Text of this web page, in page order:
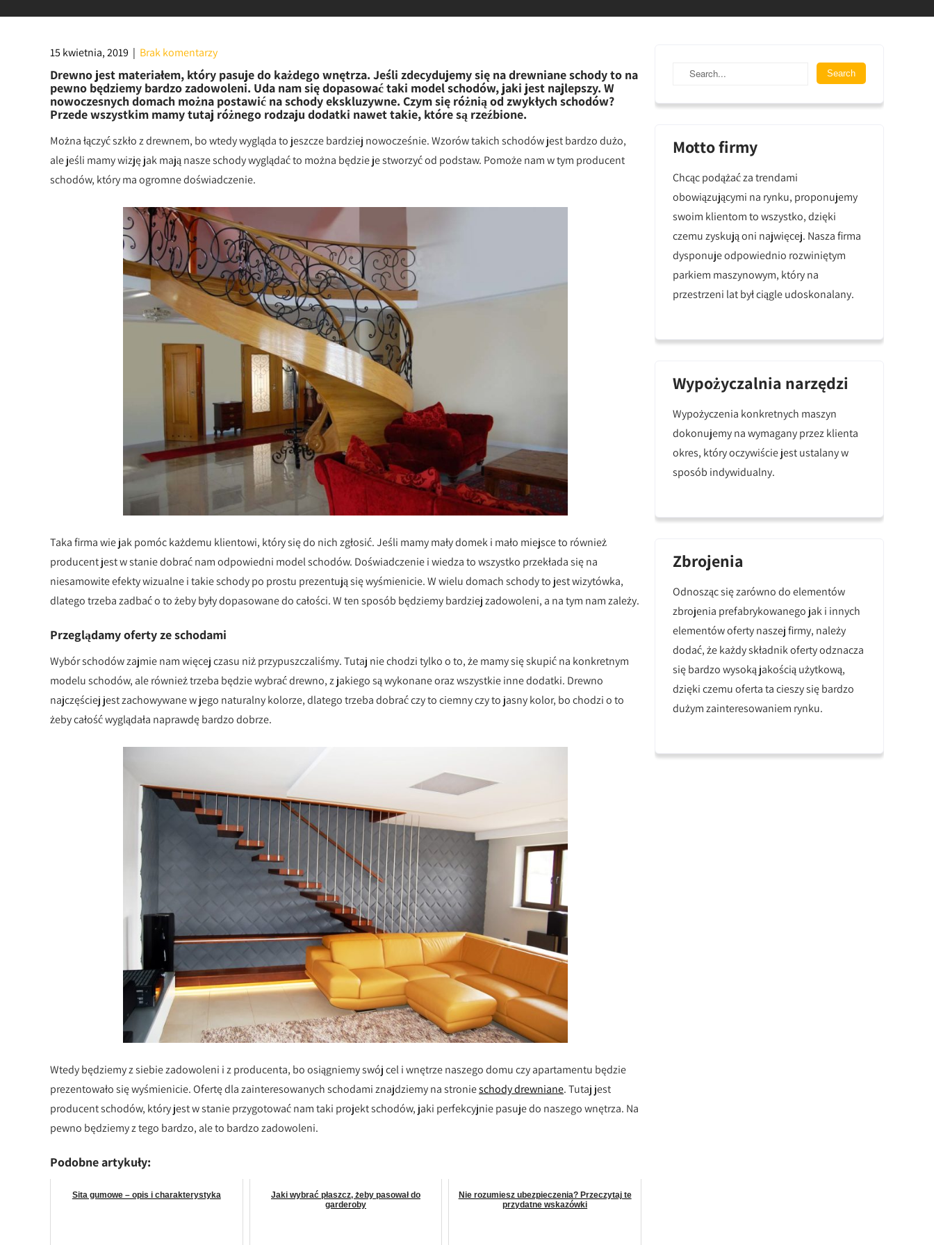
15 kwietnia, 2019 | Brak komentarzy
Drewno jest materiałem, który pasuje do każdego wnętrza. Jeśli zdecydujemy się na drewniane schody to na
pewno będziemy bardzo zadowoleni. Uda nam się dopasować taki model schodów, jaki jest najlepszy. W
nowoczesnych domach można postawić na schody ekskluzywne. Czym się różnią od zwykłych schodów?
Przede wszystkim mamy tutaj różnego rodzaju dodatki nawet takie, które są rzeźbione.
Można łączyć szkło z drewnem, bo wtedy wygląda to jeszcze bardziej nowocześnie. Wzorów takich schodów jest bardzo dużo,
ale jeśli mamy wizję jak mają nasze schody wyglądać to można będzie je stworzyć od podstaw. Pomoże nam w tym producent
schodów, który ma ogromne doświadczenie.
Taka firma wie jak pomóc każdemu klientowi, który się do nich zgłosić. Jeśli mamy mały domek i mało miejsce to również
producent jest w stanie dobrać nam odpowiedni model schodów. Doświadczenie i wiedza to wszystko przekłada się na
niesamowite efekty wizualne i takie schody po prostu prezentują się wyśmienicie. W wielu domach schody to jest wizytówka,
dlatego trzeba zadbać o to żeby były dopasowane do całości. W ten sposób będziemy bardziej zadowoleni, a na tym nam zależy.
Przeglądamy oferty ze schodami
Wybór schodów zajmie nam więcej czasu niż przypuszczaliśmy. Tutaj nie chodzi tylko o to, że mamy się skupić na konkretnym
modelu schodów, ale również trzeba będzie wybrać drewno, z jakiego są wykonane oraz wszystkie inne dodatki. Drewno
najczęściej jest zachowywane w jego naturalny kolorze, dlatego trzeba dobrać czy to ciemny czy to jasny kolor, bo chodzi o to
żeby całość wyglądała naprawdę bardzo dobrze.
Wtedy będziemy z siebie zadowoleni i z producenta, bo osiągniemy swój cel i wnętrze naszego domu czy apartamentu będzie
prezentowało się wyśmienicie. Ofertę dla zainteresowanych schodami znajdziemy na stronieschody drewniane. Tutaj jest
producent schodów, który jest w stanie przygotować nam taki projekt schodów, jaki perfekcyjnie pasuje do naszego wnętrza. Na
pewno będziemy z tego bardzo, ale to bardzo zadowoleni.
Podobne artykuły:
Sita gumowe – opis i charakterystyka
Jaki wybrać płaszcz, żeby pasował do
garderoby
Nie rozumiesz ubezpieczenia? Przeczytaj te
przydatne wskazówki
Motto firmy
Chcąc podążać za trendami
obowiązującymi na rynku, proponujemy
swoim klientom to wszystko, dzięki
czemu zyskują oni najwięcej. Nasza firma
dysponuje odpowiednio rozwiniętym
parkiem maszynowym, który na
przestrzeni lat był ciągle udoskonalany.
Wypożyczalnia narzędzi
Wypożyczenia konkretnych maszyn
dokonujemy na wymagany przez klienta
okres, który oczywiście jest ustalany w
sposób indywidualny.
Zbrojenia
Odnosząc się zarówno do elementów
zbrojenia prefabrykowanego jak i innych
elementów oferty naszej firmy, należy
dodać, że każdy składnik oferty odznacza
się bardzo wysoką jakością użytkową,
dzięki czemu oferta ta cieszy się bardzo
dużym zainteresowaniem rynku.